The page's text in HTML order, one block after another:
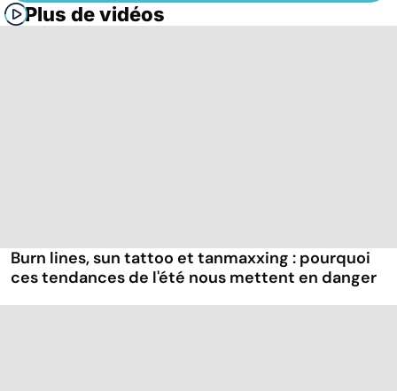
Plus de vidéos
Burn lines, sun tattoo et tanmaxxing : pourquoi
ces tendances de l'été nous mettent en danger